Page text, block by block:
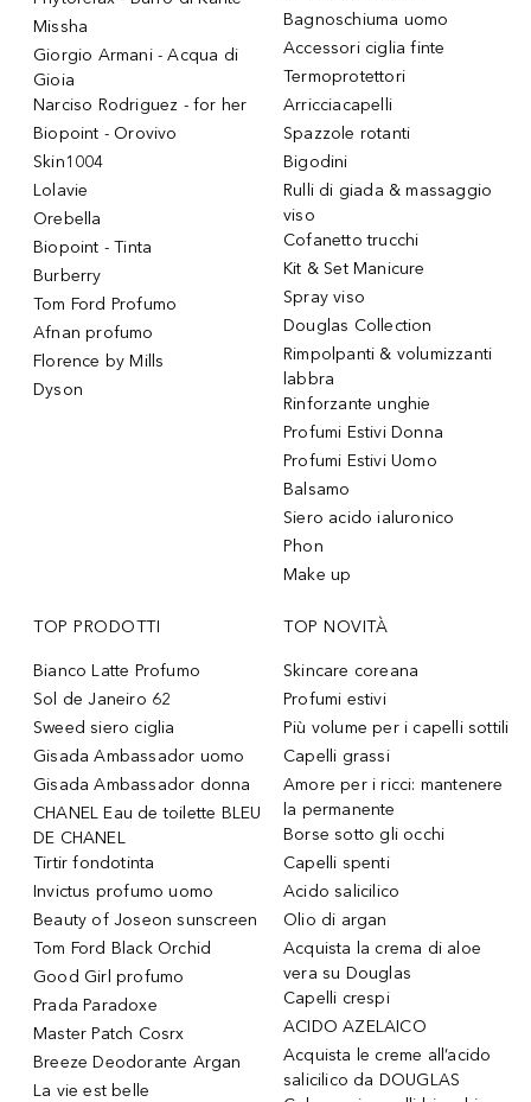
Missha
Giorgio Armani - Acqua di
Gioia
Narciso Rodriguez - for her
Biopoint - Orovivo
Skin1004
Lolavie
Orebella
Biopoint - Tinta
Burberry
Tom Ford Profumo
Afnan profumo
Florence by Mills
Dyson
Bagnoschiuma uomo
Accessori ciglia finte
Termoprotettori
Arricciacapelli
Spazzole rotanti
Bigodini
Rulli di giada & massaggio
viso
Cofanetto trucchi
Kit & Set Manicure
Spray viso
Douglas Collection
Rimpolpanti & volumizzanti
labbra
Rinforzante unghie
Profumi Estivi Donna
Profumi Estivi Uomo
Balsamo
Siero acido ialuronico
Phon
Make up
TOP PRODOTTI
Bianco Latte Profumo
Sol de Janeiro 62
Sweed siero ciglia
Gisada Ambassador uomo
Gisada Ambassador donna
CHANEL Eau de toilette BLEU
DE CHANEL
Tirtir fondotinta
Invictus profumo uomo
Beauty of Joseon sunscreen
Tom Ford Black Orchid
Good Girl profumo
Prada Paradoxe
Master Patch Cosrx
Breeze Deodorante Argan
La vie est belle
TOP NOVITÀ
Skincare coreana
Profumi estivi
Più volume per i capelli sottili
Capelli grassi
Amore per i ricci: mantenere
la permanente
Borse sotto gli occhi
Capelli spenti
Acido salicilico
Olio di argan
Acquista la crema di aloe
vera su Douglas
Capelli crespi
ACIDO AZELAICO
Acquista le creme all’acido
salicilico da DOUGLAS